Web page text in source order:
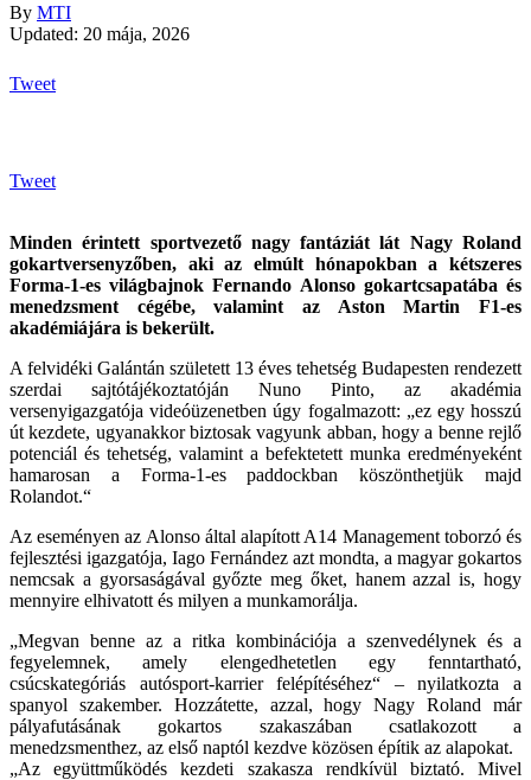
By MTI
Updated: 20 mája, 2026
Tweet
Tweet
Minden érintett sportvezető nagy fantáziát lát Nagy Roland
gokartversenyzőben, aki az elmúlt hónapokban a kétszeres
Forma-1-es világbajnok Fernando Alonso gokartcsapatába és
menedzsment cégébe, valamint az Aston Martin F1-es
akadémiájára is bekerült.
A felvidéki Galántán született 13 éves tehetség Budapesten rendezett
szerdai sajtótájékoztatóján Nuno Pinto, az akadémia
versenyigazgatója videóüzenetben úgy fogalmazott: „ez egy hosszú
út kezdete, ugyanakkor biztosak vagyunk abban, hogy a benne rejlő
potenciál és tehetség, valamint a befektetett munka eredményeként
hamarosan a Forma-1-es paddockban köszönthetjük majd
Rolandot.“
Az eseményen az Alonso által alapított A14 Management toborzó és
fejlesztési igazgatója, Iago Fernández azt mondta, a magyar gokartos
nemcsak a gyorsaságával győzte meg őket, hanem azzal is, hogy
mennyire elhivatott és milyen a munkamorálja.
„Megvan benne az a ritka kombinációja a szenvedélynek és a
fegyelemnek, amely elengedhetetlen egy fenntartható,
csúcskategóriás autósport-karrier felépítéséhez“ – nyilatkozta a
spanyol szakember. Hozzátette, azzal, hogy Nagy Roland már
pályafutásának gokartos szakaszában csatlakozott a
menedzsmenthez, az első naptól kezdve közösen építik az alapokat.
„Az együttműködés kezdeti szakasza rendkívül biztató. Mivel